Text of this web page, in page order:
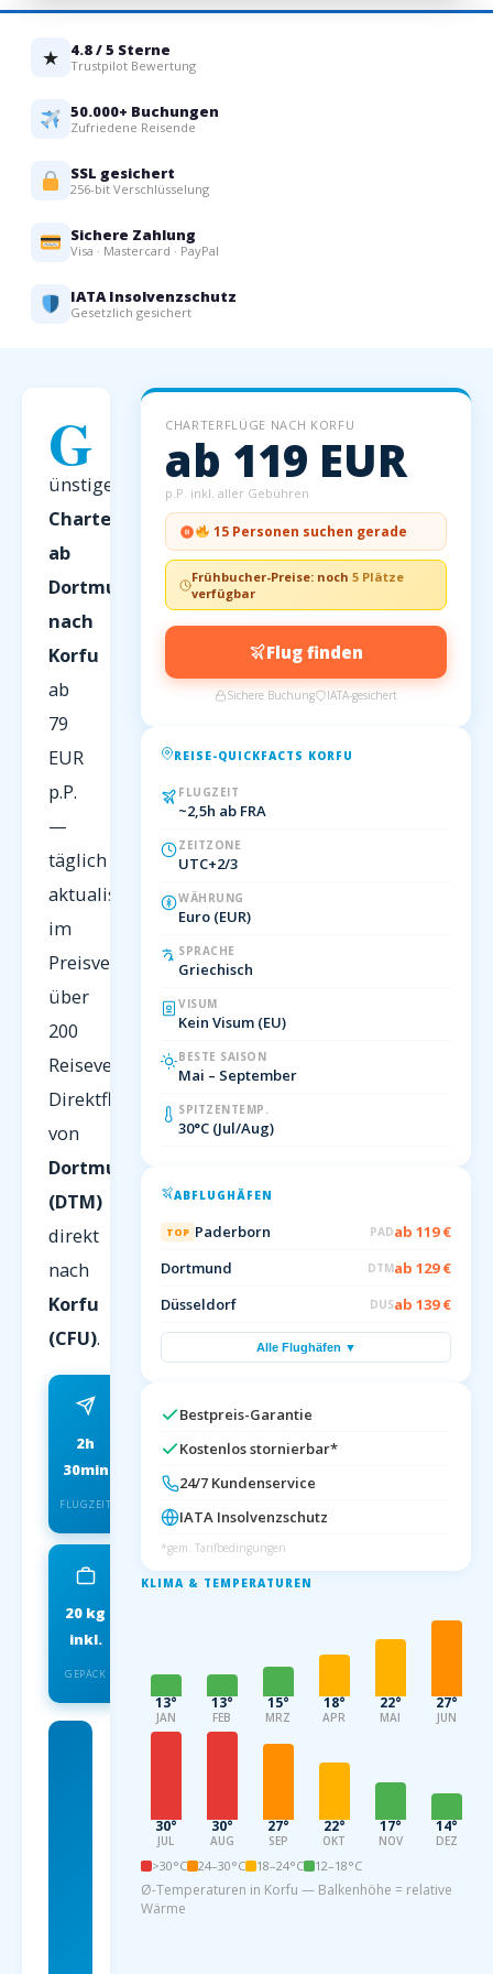
★ 4.8 / 5 Sterne
Trustpilot Bewertung
50.000+ Buchungen
Zufriedene Reisende
SSL gesichert
256-bit Verschlüsselung
Sichere Zahlung
Visa · Mastercard · PayPal
IATA Insolvenzschutz
Gesetzlich gesichert
G
ünstige
Charterflüge
ab
Dortmund
nach
Korfu
ab
79
EUR
p.P.
—
täglich
aktualisiert
im
Preisvergleich
über
200
Reiseveranstalter.
Direktflug
von
Dortmund
(DTM)
direkt
nach
Korfu
(CFU).
2h
30min
FLUGZEIT
ab 79 EUR
FRÜHBUCHER P.P.
20 kg
inkl.
GEPÄCK
Dortmund
nach Korfu
ab 79
CHARTERFLÜGE NACH KORFU
ab 119 EUR
p.P. inkl. aller Gebühren
15 Personen suchen gerade
Frühbucher-Preise: noch5 Plätze
verfügbar
Flug finden
Sichere Buchung IATA-gesichert
REISE-QUICKFACTS KORFU
FLUGZEIT
~2,5h ab FRA
ZEITZONE
UTC+2/3
WÄHRUNG
Euro (EUR)
SPRACHE
Griechisch
VISUM
Kein Visum (EU)
BESTE SAISON
Mai – September
SPITZENTEMP.
30°C (Jul/Aug)
ABFLUGHÄFEN
TOP Paderborn PADab 119 €
Dortmund
DTMab 129 €
Düsseldorf
DUSab 139 €
Alle Flughäfen ▼
Bestpreis-Garantie
Kostenlos stornierbar*
24/7 Kundenservice
IATA Insolvenzschutz
*gem. Tarifbedingungen
KLIMA & TEMPERATUREN
13°
JAN
13°
FEB
15°
MRZ
18°
APR
22°
MAI
27°
JUN
30°
JUL
30°
AUG
27°
SEP
22°
OKT
17°
NOV
14°
DEZ
>30°C 24–30°C 18–24°C 12–18°C
Ø-Temperaturen in Korfu — Balkenhöhe = relative
Wärme